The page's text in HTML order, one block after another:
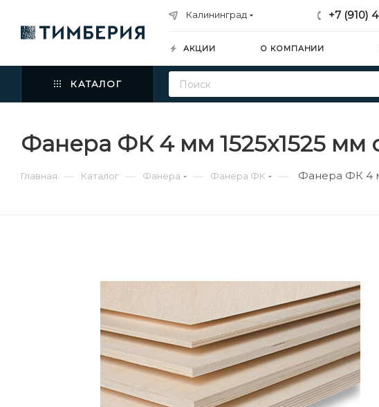
Калининград +7 (910)
АКЦИИ О КОМПАНИИ
КАТАЛОГ
Фанера ФК 4 мм 1525х1525 мм
Главная — Каталог — Фанера — Фанера ФК — Фанера ФК 4